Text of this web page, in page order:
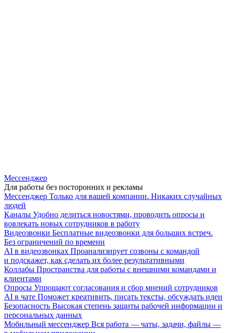
Мессенджер
Для работы без посторонних и рекламы
Мессенджер Только для вашей компании. Никаких случайных
людей
Каналы Удобно делиться новостями, проводить опросы и
вовлекать новых сотрудников в работу
Видеозвонки Бесплатные видеозвонки для больших встреч.
Без ограничений по времени
AI в видеозвонках Проанализирует созвоны с командой
и подскажет, как сделать их более результативными
Коллабы Пространства для работы с внешними командами и
клиентами
Опросы Упрощают согласования и сбор мнений сотрудников
AI в чате Поможет креативить, писать тексты, обсуждать идеи
Безопасность Высокая степень защиты рабочей информации и
персональных данных
Мобильный мессенджер Вся работа — чаты, задачи, файлы —